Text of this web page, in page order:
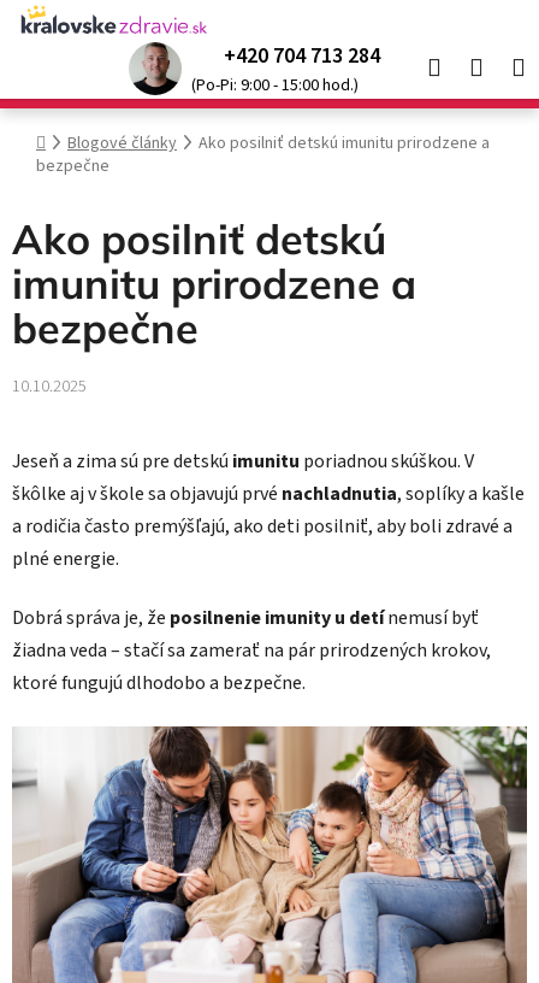
Prejsť
Kráľovské produkty sozľavou až 52 % 🌞
+420 704 713 284
(Po-Pi: 9:00 - 15:00 hod.)
Hľadať
Domov
Blogové články
Ako posilniť detskú imunitu prirodzene a
bezpečne
Ako posilniť detskú
imunitu prirodzene a
bezpečne
10.10.2025
Jeseň a zima sú pre detskú imunitu poriadnou skúškou. V
škôlke aj v škole sa objavujú prvé nachladnutia, soplíky a kašle
a rodičia často premýšľajú, ako deti posilniť, aby boli zdravé a
plné energie.
Dobrá správa je, že posilnenie imunity u detínemusí byť
žiadna veda – stačí sa zamerať na pár prirodzených krokov,
ktoré fungujú dlhodobo a bezpečne.